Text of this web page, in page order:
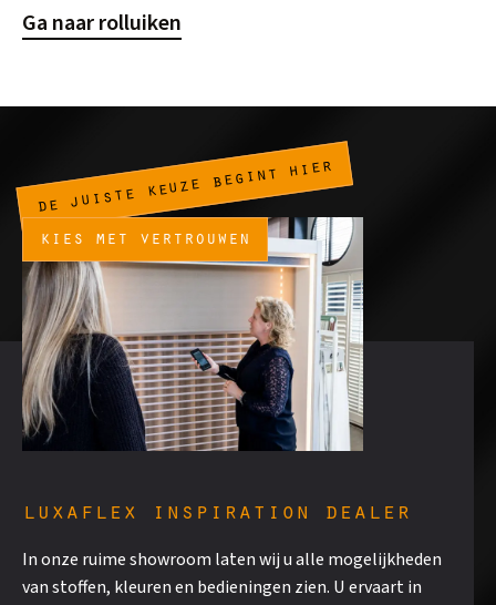
Ga naar rolluiken
kies met vertrouwen
de juiste keuze begint hier
luxaflex inspiration dealer
In onze ruime showroom laten wij u alle mogelijkheden
van stoffen, kleuren en bedieningen zien. U ervaart in